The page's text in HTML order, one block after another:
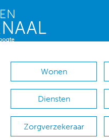
Wonen
Diensten
Zorgverzekeraar